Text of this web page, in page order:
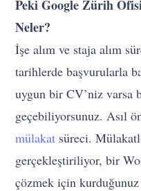
Peki Google Zürih
Neler?
İşe alım ve staja alım
tarihlerde başvurularla
uygun bir CV’niz varsa
geçebiliyorsunuz. Asıl
mülakat süreci.
gerçekleştiriliyor, bir
çözmek için